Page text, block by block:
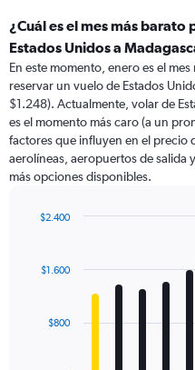
¿Cuál es el mes más
Estados Unidos a
En este momento, enero es el
reservar un vuelo de Estados
$1.248). Actualmente, volar de
es el momento más caro (a un
factores que influyen en el precio
aerolíneas, aeropuertos de salida
más opciones disponibles.
with
12
The$800
$1.600
$2.400